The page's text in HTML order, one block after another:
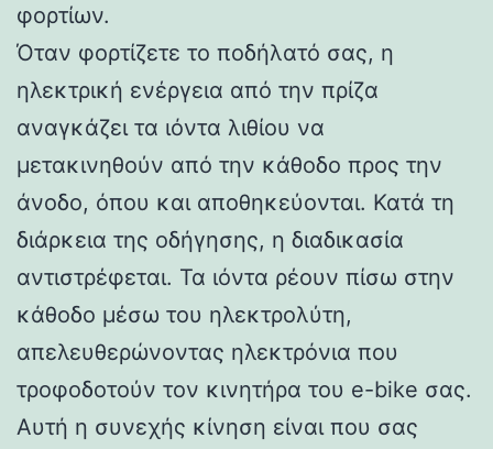
φορτίων.
Όταν φορτίζετε το ποδήλατό σας, η
ηλεκτρική ενέργεια από την πρίζα
αναγκάζει τα ιόντα λιθίου να
μετακινηθούν από την κάθοδο προς την
άνοδο, όπου και αποθηκεύονται. Κατά τη
διάρκεια της οδήγησης, η διαδικασία
αντιστρέφεται. Τα ιόντα ρέουν πίσω στην
κάθοδο μέσω του ηλεκτρολύτη,
απελευθερώνοντας ηλεκτρόνια που
τροφοδοτούν τον κινητήρα του e-bike σας.
Αυτή η συνεχής κίνηση είναι που σας